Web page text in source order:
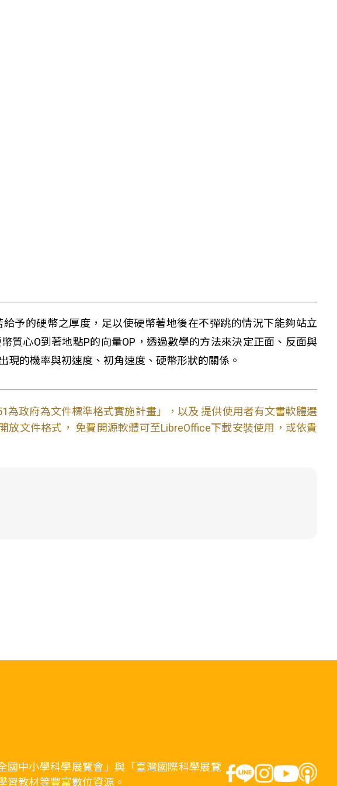
予的硬幣之厚度，足以使硬幣著地後在不彈跳的情況下能夠站立
質心O到著地點P的向量OP，透過數學的方法來決定正面、反面與
的機率與初速度、初角速度、硬幣形狀的關係。
為政府為文件標準格式實施計畫」，以及 提供使用者有文書軟體選
放文件格式， 免費開源軟體可至LibreOffice下載安裝使用，或依貴
國中小學科學展覽會」與「臺灣國際科學展覽
習教材等豐富數位資源。